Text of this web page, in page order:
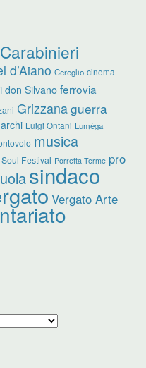
Carabinieri
d’Aiano Cereglio cinema
don Silvano ferrovia
Grizzanaguerra
Luigi Ontani Lumèga
musica
Festival Porretta Terme pro
sindaco
Vergato Arte